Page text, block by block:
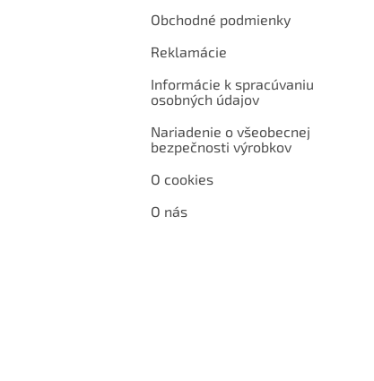
Obchodné podmienky
Reklamácie
Informácie k spracúvaniu
osobných údajov
Nariadenie o všeobecnej
bezpečnosti výrobkov
O cookies
O nás